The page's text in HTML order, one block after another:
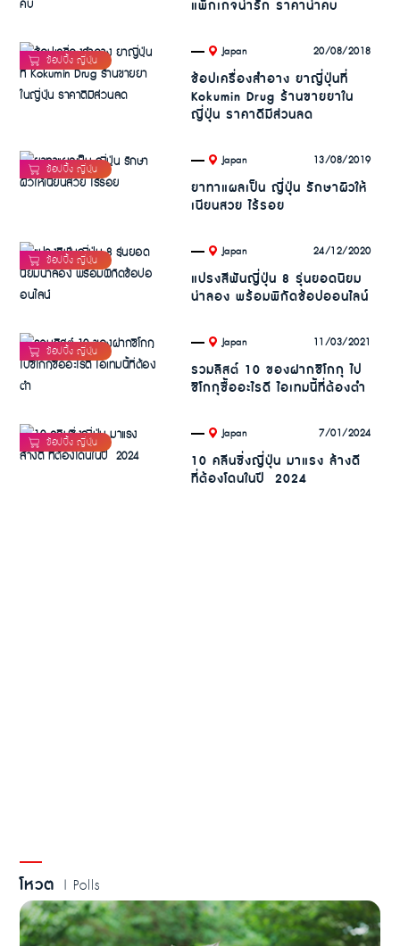
แพ็กเกจน่ารัก ราคาน่าคบ
. Japan 20/08/2018
ช้อปเครื่องสำอาง ยาญี่ปุ่นที่
Kokumin Drug ร้านขายยาใน
ญี่ปุ่น ราคาดีมีส่วนลด
. Japan 13/08/2019
ยาทาแผลเป็น ญี่ปุ่น รักษาผิวให้
เนียนสวย ไร้รอย
. Japan 24/12/2020
แปรงสีฟันญี่ปุ่น 8 รุ่นยอดนิยม
น่าลอง พร้อมพิกัดช้อปออนไลน์
. Japan 11/03/2021
รวมลิสต์ 10 ของฝากชิโกกุ ไป
ชิโกกุซื้ออะไรดี ไอเทมนี้ที่ต้องตำ
. Japan 7/01/2024
10 คลีนซิ่งญี่ปุ่น มาแรง ล้างดี
ที่ต้องโดนในปี 2024
โหวต | Polls